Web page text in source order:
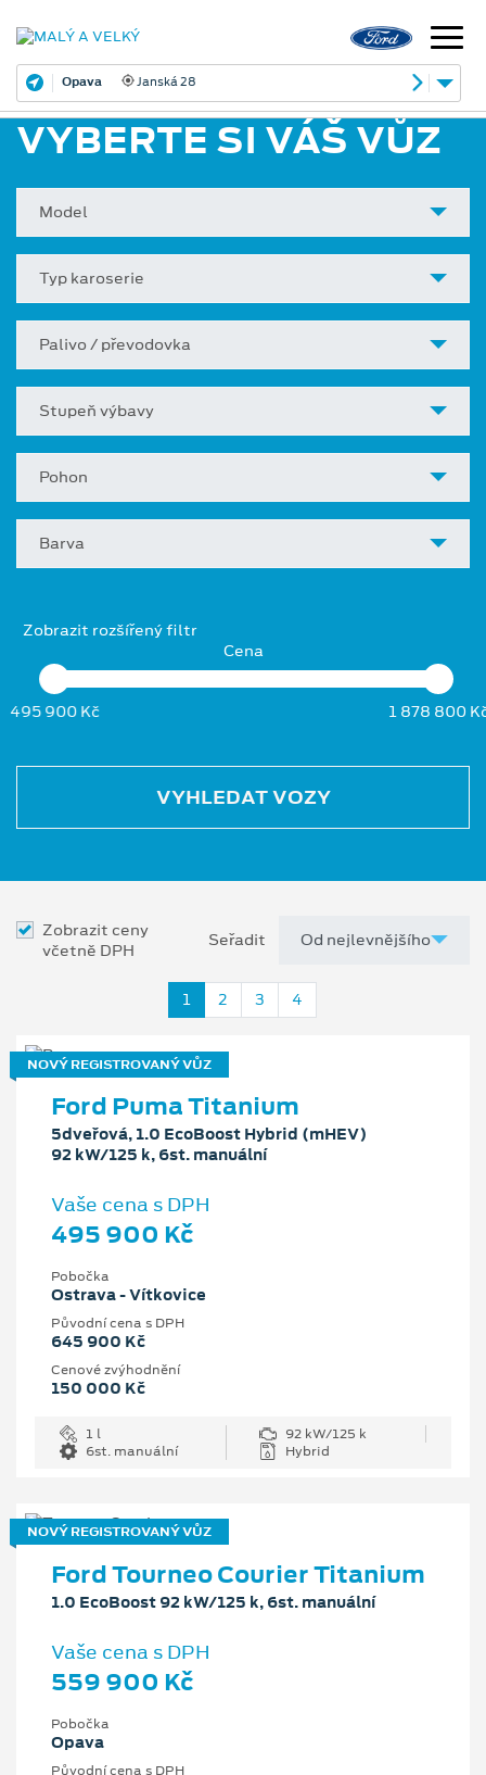
Opava Janská 28
VYBERTE SI VÁŠ VŮZ
Model
Typ karoserie
Palivo / převodovka
Stupeň výbavy
Pohon
Barva
Zobrazit rozšířený filtr
Cena
495 900 Kč 1 878 800
VYHLEDAT VOZY
Zobrazit ceny
včetně DPH
Seřadit
1 2 3 4
NOVÝ REGISTROVANÝ VŮZ
Ford Puma Titanium
5dveřová, 1.0 EcoBoost Hybrid (mHEV)
92 kW/125 k, 6st. manuální
Vaše cena s DPH
495 900 Kč
Pobočka
Ostrava - Vítkovice
Původní cena s DPH
645 900 Kč
Cenové zvýhodnění
150 000 Kč
1 l
92 kW/125 k
6st. manuální
Hybrid
NOVÝ REGISTROVANÝ VŮZ
Ford Tourneo Courier Titanium
1.0 EcoBoost 92 kW/125 k, 6st. manuální
Vaše cena s DPH
559 900 Kč
Pobočka
Opava
Původní cena s DPH